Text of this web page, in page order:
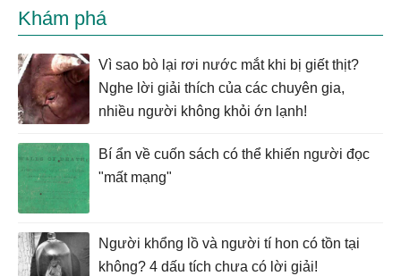
Khám phá
Vì sao bò lại rơi nước mắt khi bị giết thịt?
Nghe lời giải thích của các chuyên gia,
nhiều người không khỏi ớn lạnh!
Bí ẩn về cuốn sách có thể khiến người đọc
"mất mạng"
Người khổng lồ và người tí hon có tồn tại
không? 4 dấu tích chưa có lời giải!